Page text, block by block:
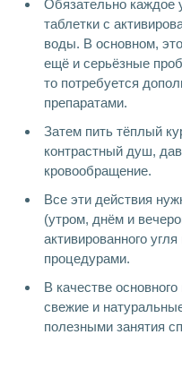
Обязательно каждое
таблетки с
воды. В основном,
ещё и серьёзные
то потребуется
препаратами.
Затем пить тёплый
контрастный душ,
кровообращение.
Все эти действия
(утром, днём и
активированного
процедурами.
В качестве
свежие и
полезными занятия